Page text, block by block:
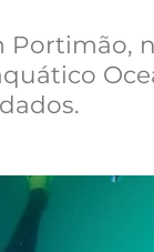
Portimão,